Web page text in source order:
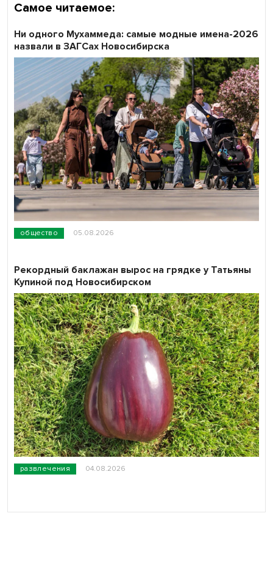
Самое читаемое:
общество 05.08.2026
Ни одного Мухаммеда: самые модные имена-2026
назвали в ЗАГСах Новосибирска
развлечения 04.08.2026
Рекордный баклажан вырос на грядке у Татьяны
Купиной под Новосибирском